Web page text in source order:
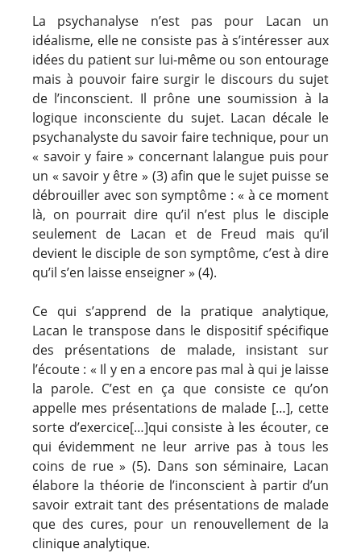
La psychanalyse n’est pas pour Lacan un
idéalisme, elle ne consiste pas à s’intéresser aux
idées du patient sur lui-même ou son entourage
mais à pouvoir faire surgir le discours du sujet
de l’inconscient. Il prône une soumission à la
logique inconsciente du sujet. Lacan décale le
psychanalyste du savoir faire technique, pour un
« savoir y faire » concernant lalangue puis pour
un « savoir y être » (3) afin que le sujet puisse se
débrouiller avec son symptôme : « à ce moment
là, on pourrait dire qu’il n’est plus le disciple
seulement de Lacan et de Freud mais qu’il
devient le disciple de son symptôme, c’est à dire
qu’il s’en laisse enseigner » (4).
Ce qui s’apprend de la pratique analytique,
Lacan le transpose dans le dispositif spécifique
des présentations de malade, insistant sur
l’écoute : « Il y en a encore pas mal à qui je laisse
la parole. C’est en ça que consiste ce qu’on
appelle mes présentations de malade […], cette
sorte d’exercice[…]qui consiste à les écouter, ce
qui évidemment ne leur arrive pas à tous les
coins de rue » (5). Dans son séminaire, Lacan
élabore la théorie de l’inconscient à partir d’un
savoir extrait tant des présentations de malade
que des cures, pour un renouvellement de la
clinique analytique.